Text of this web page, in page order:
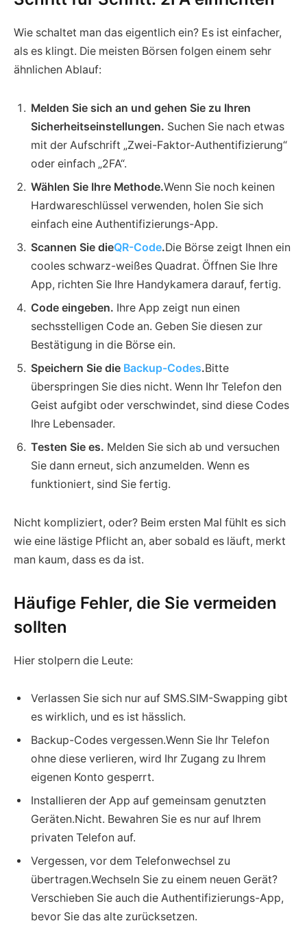
Wie schaltet man das eigentlich ein? Es ist einfacher,
als es klingt. Die meisten Börsen folgen einem sehr
ähnlichen Ablauf:
Melden Sie sich an und gehen Sie zu Ihren
Sicherheitseinstellungen. Suchen Sie nach etwas
mit der Aufschrift „Zwei-Faktor-Authentifizierung“
oder einfach „2FA“.
Wählen Sie Ihre Methode.Wenn Sie noch keinen
Hardwareschlüssel verwenden, holen Sie sich
einfach eine Authentifizierungs-App.
Scannen Sie dieQR-Code.Die Börse zeigt Ihnen ein
cooles schwarz-weißes Quadrat. Öffnen Sie Ihre
App, richten Sie Ihre Handykamera darauf, fertig.
Code eingeben. Ihre App zeigt nun einen
sechsstelligen Code an. Geben Sie diesen zur
Bestätigung in die Börse ein.
Speichern Sie die Backup-Codes.Bitte
überspringen Sie dies nicht. Wenn Ihr Telefon den
Geist aufgibt oder verschwindet, sind diese Codes
Ihre Lebensader.
Testen Sie es. Melden Sie sich ab und versuchen
Sie dann erneut, sich anzumelden. Wenn es
funktioniert, sind Sie fertig.
Nicht kompliziert, oder? Beim ersten Mal fühlt es sich
wie eine lästige Pflicht an, aber sobald es läuft, merkt
man kaum, dass es da ist.
Häufige Fehler, die Sie vermeiden
sollten
Hier stolpern die Leute:
Verlassen Sie sich nur auf SMS.SIM-Swapping gibt
es wirklich, und es ist hässlich.
Backup-Codes vergessen.Wenn Sie Ihr Telefon
ohne diese verlieren, wird Ihr Zugang zu Ihrem
eigenen Konto gesperrt.
Installieren der App auf gemeinsam genutzten
Geräten.Nicht. Bewahren Sie es nur auf Ihrem
privaten Telefon auf.
Vergessen, vor dem Telefonwechsel zu
übertragen.Wechseln Sie zu einem neuen Gerät?
Verschieben Sie auch die Authentifizierungs-App,
bevor Sie das alte zurücksetzen.